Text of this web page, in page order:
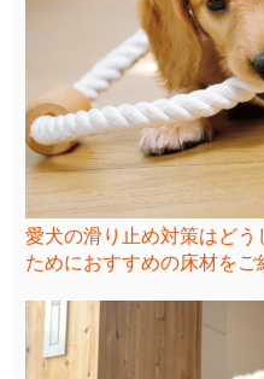
愛犬の滑り止め対策はど
ためにおすすめの床材をご